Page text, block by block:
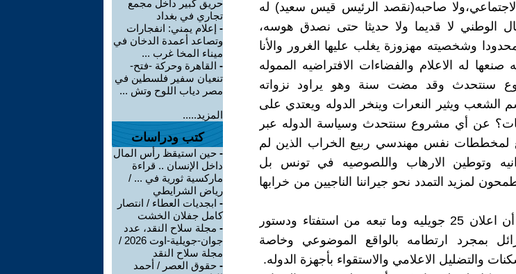
صاحبه(نقصد الرئيس قيس سعيد) له
الوطني لا قديما ولا حديثا حتى نصدق هوسه،
وشخصيته مهزوزة يغلب عليها الغرور والأنا
صنعها له الاعلام والفضاءات الافتراضيه المموله
سنتحدث وقد مضت سنة وهو يراود نزواته
الشعب ويثير النعرات وينخر الدوله ويعتدي على
عن أي مشروع سنتحدث وسياسة الدوله عبر
لمخططات نفس مهندسي ربيع الخراب الذين لم
وتوطين الارهاب واللصوصيه في تونس بل
لمزيد التمدد نحو جيراننا الناجيين من خرابها
- ‏الثاني وارتباطا بالسبب الأول أن اعلان 25 جويليه وما تبعه من استفتاء ودستور
بمجرد ارتطامه بالواقع الموضوعي وخاصة
والتضليل الاعلامي والاستقواء بأجهزة الدوله.
حريق كبير داخل مجمع
تجاري في بغداد
- إعلام يمني: انفجارات
وتصاعد أعمدة الدخان في
ميناء المخا غرب ...
- القاهرة وحركة -فتح-
تنعيان سفير فلسطين في
مصر دياب اللوح وتش ...
المزيد.....
كتب ودراسات
- حين استيقظ رأس المال
داخل الإنسان .. قراءة
ماركسية ثورية في ... /
رياض الشرايطي
- ابجديات العطاء / انتصار
كامل جفلان الخشت
- مجلة سلاح النقد، عدد
جوان-جويلية-اوت 2026 /
مجلة سلاح النقد
- حقوق العصر / أحمد